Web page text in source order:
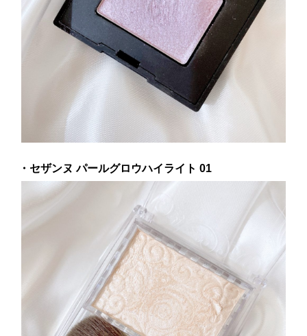
・セザンヌ パールグロウハイライト 01